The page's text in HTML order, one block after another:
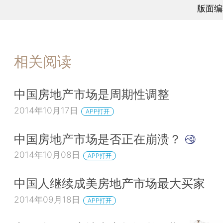
版面
相关阅读
中国房地产市场是周期性调整
2014年10月17日 APP打开
中国房地产市场是否正在崩溃？
2014年10月08日 APP打开
中国人继续成美房地产市场最大买家
2014年09月18日 APP打开